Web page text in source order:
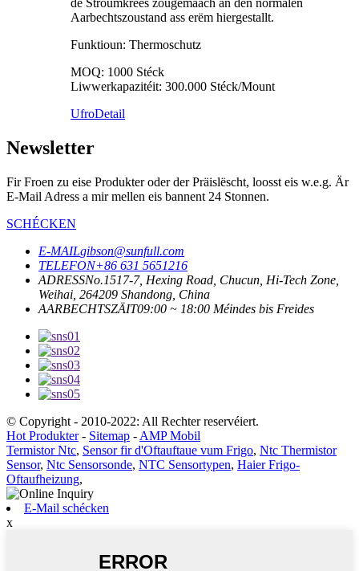
de Stroumkrees zougemaach an den normalen
Aarbechtszoustand ass erëm hiergestallt.
Funktioun: Thermoschutz
MOQ: 1000 Stéck
Liwwerkapazitéit: 300.000 Stéck/Mount
UfroDetail
Newsletter
Fir Froen zu eise Produkter oder der Präislëscht, loosst eis w.e.g. Är
E-Mail Adress a mir mellen eis bannent 24 Stonnen.
SCHÉCKEN
E-MAILgibson@sunfull.com
TELEFON+86 631 5651216
ADRESSNo.1517-7, Hexing Road, Chucun, Hi-Tech Zone,
Weihai, 264209 Shandong, China
AARBECHTSZÄIT09:00 ~ 18:00 Méindes bis Freides
© Copyright - 2010-2022: All Rechter reservéiert.
Hot Produkter- Sitemap - AMP Mobil
Termistor Ntc, Sensor fir d'Oftauftaue vum Frigo, Ntc Thermistor
Sensor, Ntc Sensorsonde, NTC Sensortypen, Haier Frigo-
Oftaufheizung,
E-Mail schécken
x